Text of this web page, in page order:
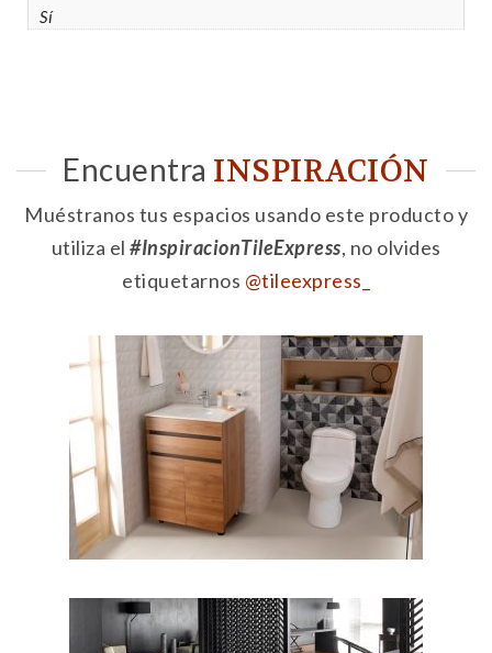
Sí
Encuentra INSPIRACIÓN
Muéstranos tus espacios usando este producto y
utiliza el #InspiracionTileExpress, no olvides
etiquetarnos @tileexpress_